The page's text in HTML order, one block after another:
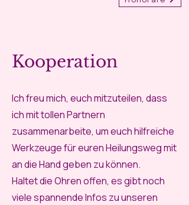
Kooperation
Ich freu mich, euch mitzuteilen, dass
ich mit tollen Partnern
zusammenarbeite, um euch hilfreiche
Werkzeuge für euren Heilungsweg mit
an die Hand geben zu können.
Haltet die Ohren offen, es gibt noch
viele spannende Infos zu unseren